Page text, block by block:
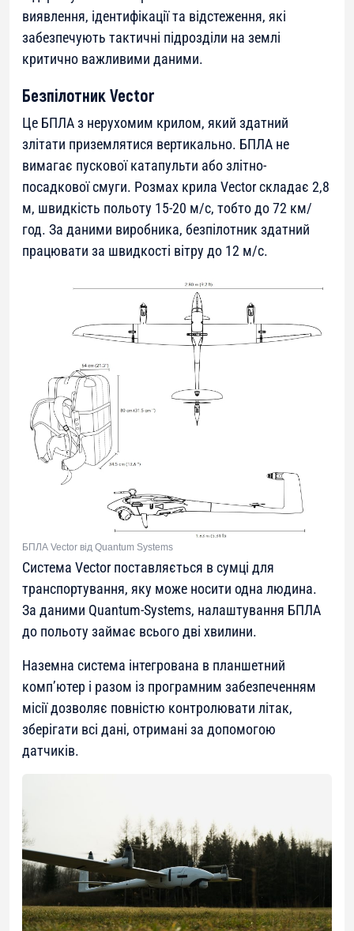
виявлення, ідентифікації та відстеження, які
забезпечують тактичні підрозділи на землі
критично важливими даними.
Безпілотник Vector
Це БПЛА з нерухомим крилом, який здатний
злітати приземлятися вертикально. БПЛА не
вимагає пускової катапульти або злітно-
посадкової смуги. Розмах крила Vector складає 2,8
м, швидкість польоту 15-20 м/с, тобто до 72 км/
год. За даними виробника, безпілотник здатний
працювати за швидкості вітру до 12 м/с.
БПЛА Vector від Quantum Systems
Система Vector поставляється в сумці для
транспортування, яку може носити одна людина.
За даними Quantum-Systems, налаштування БПЛА
до польоту займає всього дві хвилини.
Наземна система інтегрована в планшетний
комп’ютер і разом із програмним забезпеченням
місії дозволяє повністю контролювати літак,
зберігати всі дані, отримані за допомогою
датчиків.